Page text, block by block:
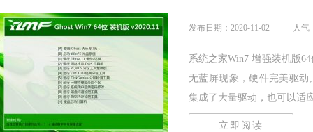
发布日期：2020-11-02 人气
系统之家Win7 增强装机版
无蓝屏现象，硬件完美驱
集成了大量驱动，也可以适
立即阅读